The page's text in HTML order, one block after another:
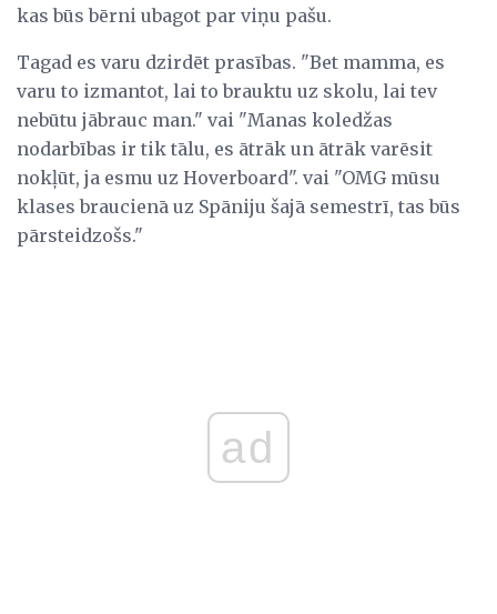
kas būs bērni ubagot par viņu pašu.
Tagad es varu dzirdēt prasības. "Bet mamma, es
varu to izmantot, lai to brauktu uz skolu, lai tev
nebūtu jābrauc man." vai "Manas koledžas
nodarbības ir tik tālu, es ātrāk un ātrāk varēsit
nokļūt, ja esmu uz Hoverboard". vai "OMG mūsu
klases braucienā uz Spāniju šajā semestrī, tas būs
pārsteidzošs."
ad